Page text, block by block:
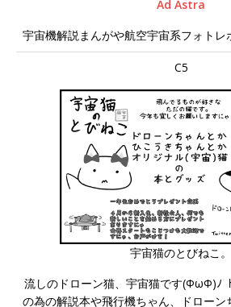
Ad Astra
宇宙機解説まんがや航空宇宙系フォトレ
C5
宇宙猫のとびねこ。
流しのドローン猫、宇宙猫です(ΦωΦ)ﾉ
の為の解説本や飛行機ちゃん、ドローン